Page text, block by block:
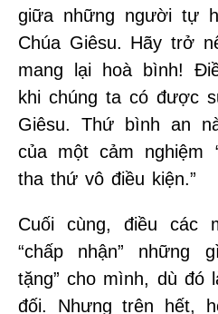
giữa những người tự
Chúa Giêsu. Hãy trở
mang lại hoà bình!
khi chúng ta có được
Giêsu. Thứ bình an
của một cảm nghiệm
tha thứ vô điều kiện.”
Cuối cùng, điều các
“chấp nhận” những
tặng” cho mình, dù đó
đối. Nhưng trên hết,